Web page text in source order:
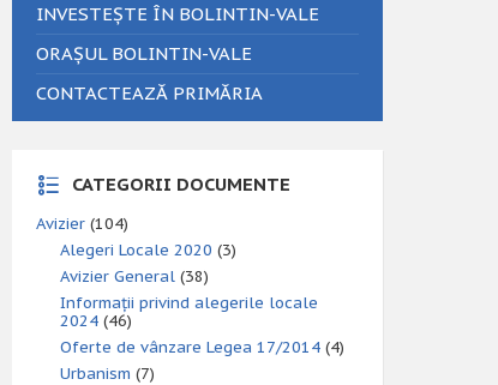
INVESTEȘTE ÎN BOLINTIN-VALE
ORAȘUL BOLINTIN-VALE
CONTACTEAZĂ PRIMĂRIA
CATEGORII DOCUMENTE
Avizier (104)
Alegeri Locale 2020 (3)
Avizier General (38)
Informații privind alegerile locale
2024 (46)
Oferte de vânzare Legea 17/2014 (4)
Urbanism (7)